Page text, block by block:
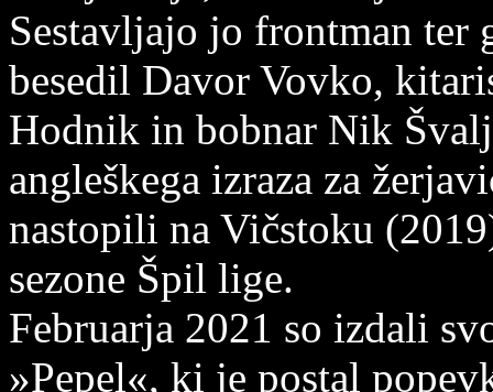
Sestavljajo jo frontman ter
besedil Davor Vovko,
Hodnik in bobnar Nik
angleškega izraza za
nastopili na Vičstoku
sezone Špil lige.
Februarja 2021 so izdali
»Pepel«, ki je postal